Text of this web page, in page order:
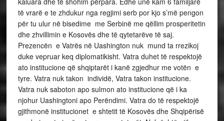
të vrarë e te zhdukur nga regjimi serb por kjo s’më pengon
për tu ulur në bisedime me Serbinë me qëllim prosperitetin
dhe zhvillimin e Kosovës dhe të qytetarëve të saj.
Prezencën e Vatrës në Uashington nuk mund ta rrezikoj
duke vepruar keq diplomatikisht. Vatra duhet të respektojë
ato institucione që shqiptarët i kanë zgjedhur me votën e
tyre. Vatra nuk takon individë, Vatra takon institucione.
Vatra nuk saboton apo sulmon ato institucione që i ka
njohur Uashingtoni apo Perëndimi. Vatra do të respektojë
gjithmonë institucionet e shtetit të Kosovës dhe Shqipërisë